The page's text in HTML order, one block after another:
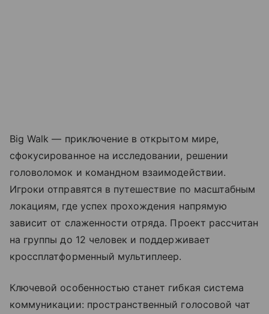
Big Walk — приключение в открытом мире,
сфокусированное на исследовании, решении
головоломок и командном взаимодействии.
Игроки отправятся в путешествие по масштабным
локациям, где успех прохождения напрямую
зависит от слаженности отряда. Проект рассчитан
на группы до 12 человек и поддерживает
кроссплатформенный мультиплеер.
Ключевой особенностью станет гибкая система
коммуникации: пространственный голосовой чат